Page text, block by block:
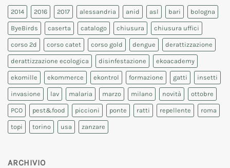
2014 2016 2017 alessandria anid asl bari bologna
ByeBirds caserta catalogo chiusura chiusura uffici
corso 2d corso catet corso gold dengue derattizzazione
derattizzazione ecologica disinfestazione ekoacademy
ekomille ekommerce ekontrol formazione gatti insetti
invasione lav malaria marzo milano novità ottobre
PCO pest&food piccioni ponte ratti repellente roma
topi torino usa zanzare
ARCHIVIO